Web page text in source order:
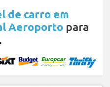
de carro em
Aeroporto para